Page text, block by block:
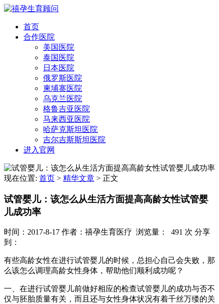
首页
合作医院
美国医院
泰国医院
日本医院
俄罗斯医院
柬埔寨医院
乌克兰医院
格鲁吉亚医院
马来西亚医院
哈萨克斯坦医院
吉尔吉斯斯坦医院
进入官网
现在位置: 首页 > 精华文章 > 正文
试管婴儿：该怎么从生活方面提高高龄女性试管婴
儿成功率
时间：2017-8-17 作者：禧孕生育医疗 浏览量： 491 次 分享
到：
有些高龄女性在进行试管婴儿的时候，总担心自己会失败，那
么该怎么调理高龄女性身体，帮助他们顺利成功呢？
一、在进行试管婴儿前做好相应的检查试管婴儿的成功与否不
仅与胚胎质量有关，而且还与女性身体状况有着千丝万缕的关